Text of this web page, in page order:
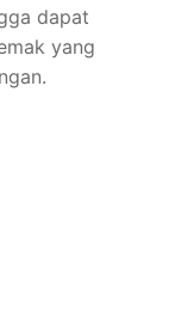
dapat
yang